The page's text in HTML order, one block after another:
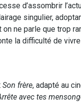
d’assombrir
singulier,
ne parle que trop
la difficulté de vivre
Son frère, adapté au
avec tes